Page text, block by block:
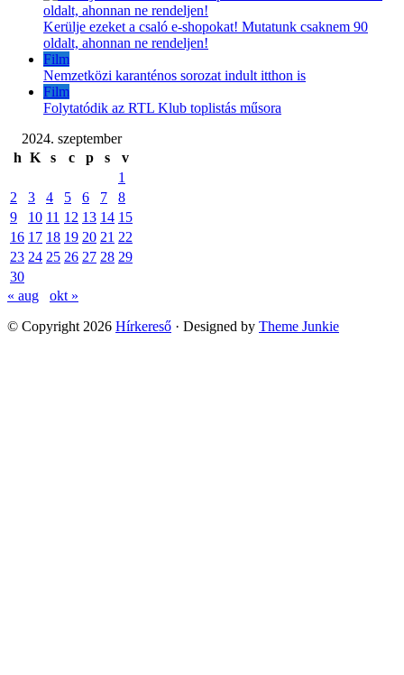
Kerülje ezeket a csaló e-shopokat! Mutatunk csaknem 90
oldalt, ahonnan ne rendeljen!
Film
Nemzetközi karanténos sorozat indult itthon is
Film
Folytatódik az RTL Klub toplistás műsora
2024. szeptember
h K s c p s
v
1
2
3 4 5 6 7
8
9
10 11 12 13 14 15
16 17 18 19 20 21 22
23 24 25 26 27 28 29
30
« aug
okt »
© Copyright 2026 Hírkereső · Designed by Theme Junkie